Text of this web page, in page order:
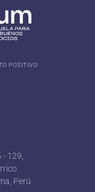
POSITIVO
129,
Perú